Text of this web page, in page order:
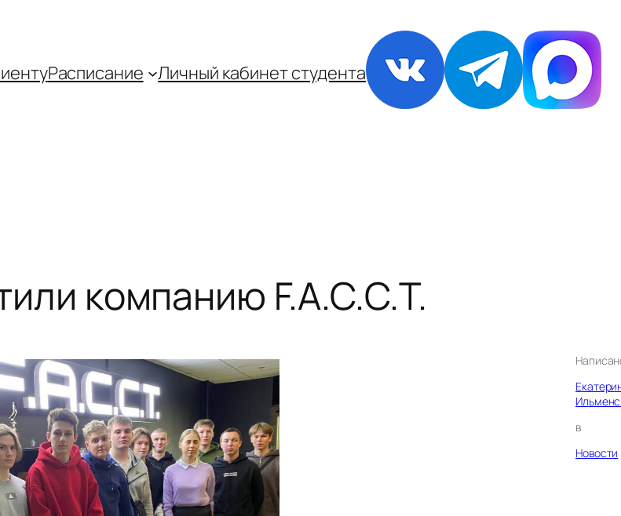
Распиcание Личный кабинет студента
компанию F.A.С.С.T.
в
Новости